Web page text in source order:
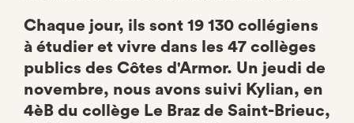
Chaque jour, ils sont 19 130 collégiens
à étudier et vivre dans les 47 collèges
publics des Côtes d'Armor. Un jeudi de
novembre, nous avons suivi Kylian, en
4èB du collège Le Braz de Saint-Brieuc,